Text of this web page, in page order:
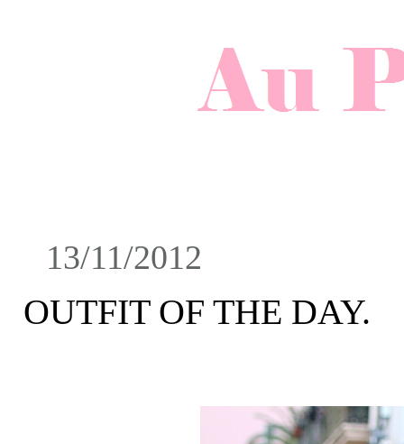
13/11/2012
OUTFIT OF THE DAY.